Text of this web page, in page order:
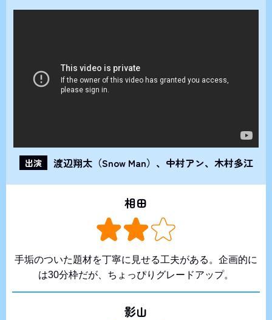
出演 渡辺翔太（Snow Man）、中村アン、木村多江
相田
手垢のついた題材を丁寧に見せる工夫がある。企画的に
は30分枠だが、ちょっぴりグレードアップ。
影山